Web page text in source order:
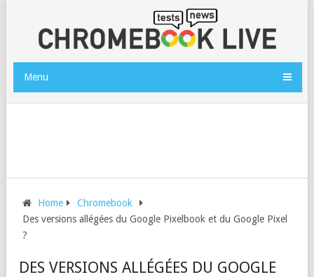
Menu
Home
Chromebook
Des versions allégées du Google Pixelbook et du Google Pixel
?
DES VERSIONS ALLÉGÉES DU GOOGLE